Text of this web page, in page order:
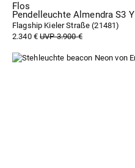
Flos
Pendelleuchte Almendra S3 Y
Flagship Kieler Straße (21481)
2.340 €UVP 3.900 €